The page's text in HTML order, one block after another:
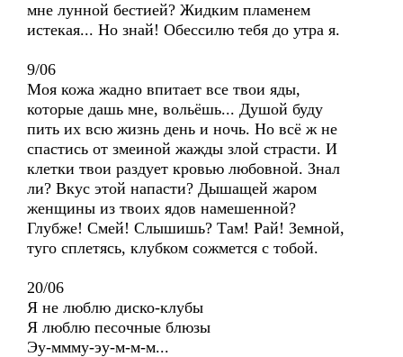
мне лунной бестией? Жидким пламенем
истекая... Но знай! Обессилю тебя до утра я.
9/06
Моя кожа жадно впитает все твои яды,
которые дашь мне, вольёшь... Душой буду
пить их всю жизнь день и ночь. Но всё ж не
спастись от змеиной жажды злой страсти. И
клетки твои раздует кровью любовной. Знал
ли? Вкус этой напасти? Дышащей жаром
женщины из твоих ядов намешенной?
Глубже! Смей! Слышишь? Там! Рай! Земной,
туго сплетясь, клубком сожмется с тобой.
20/06
Я не люблю диско-клубы
Я люблю песочные блюзы
Эу-ммму-эу-м-м-м...